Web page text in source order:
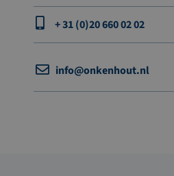
+ 31 (0)20 660 02 02
info@onkenhout.nl